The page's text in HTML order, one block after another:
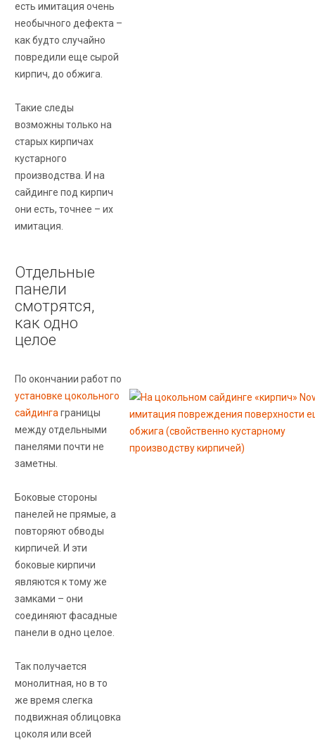
есть имитация очень
необычного дефекта –
как будто случайно
повредили еще сырой
кирпич, до обжига.
Такие следы
возможны только на
старых кирпичах
кустарного
производства. И на
сайдинге под кирпич
они есть, точнее – их
имитация.
Отдельные
панели
смотрятся,
как одно
целое
По окончании работ по
установке цокольного
сайдингаграницы
между отдельными
панелями почти не
заметны.
Боковые стороны
панелей не прямые, а
повторяют обводы
кирпичей. И эти
боковые кирпичи
являются к тому же
замками – они
соединяют фасадные
панели в одно целое.
Так получается
монолитная, но в то
же время слегка
подвижная облицовка
цоколя или всей